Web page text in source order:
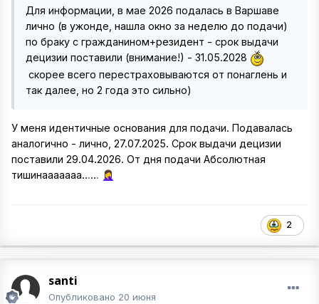
Для информации, в мае 2026 подалась в Варшаве
лично (в ужонде, нашла окно за неделю до подачи)
по браку с гражданином+резидент - срок выдачи
децизии поставили (внимание!) - 31.05.2028
скорее всего перестраховываются от понаглень и
так далее, но 2 года это сильно)
У меня идентичные основания для подачи. Подавалась
аналогично - лично, 27.07.2025. Срок выдачи децизии
поставили 29.04.2026. От дня подачи Абсолютная
тишинааааааа…… 🤦‍♀️
2
santi
Опубликовано 20 июня